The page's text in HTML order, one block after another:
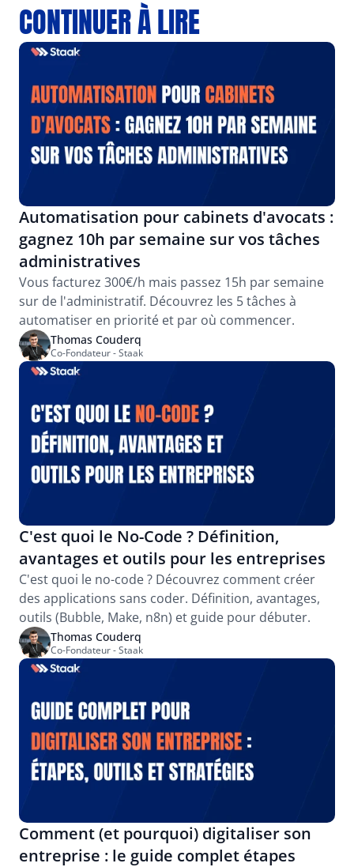
CONTINUER À LIRE
Automatisation pour cabinets d'avocats :
gagnez 10h par semaine sur vos tâches
administratives
Vous facturez 300€/h mais passez 15h par semaine
sur de l'administratif. Découvrez les 5 tâches à
automatiser en priorité et par où commencer.
Thomas Couderq
Co-Fondateur - Staak
C'est quoi le No-Code ? Définition,
avantages et outils pour les entreprises
C'est quoi le no-code ? Découvrez comment créer
des applications sans coder. Définition, avantages,
outils (Bubble, Make, n8n) et guide pour débuter.
Thomas Couderq
Co-Fondateur - Staak
Comment (et pourquoi) digitaliser son
entreprise : le guide complet étapes